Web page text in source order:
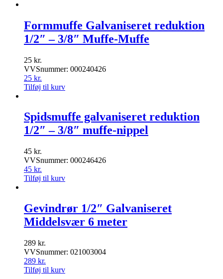
Formmuffe Galvaniseret reduktion
1/2″ – 3/8″ Muffe-Muffe
25 kr.
VVSnummer: 000240426
25 kr.
Tilføj til kurv
Spidsmuffe galvaniseret reduktion
1/2″ – 3/8″ muffe-nippel
45 kr.
VVSnummer: 000246426
45 kr.
Tilføj til kurv
Gevindrør 1/2″ Galvaniseret
Middelsvær 6 meter
289 kr.
VVSnummer: 021003004
289 kr.
Tilføj til kurv